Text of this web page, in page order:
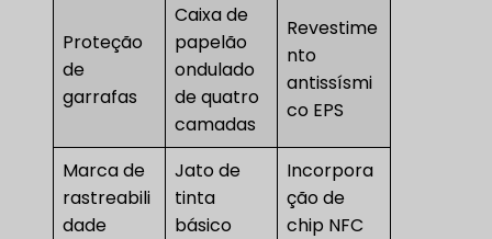
Proteção
de
garrafas
Caixa de
papelão
ondulado
de quatro
camadas
Revestime
nto
antissísmi
co EPS
Marca de
rastreabili
dade
Jato de
tinta
básico
Incorpora
ção de
chip NFC